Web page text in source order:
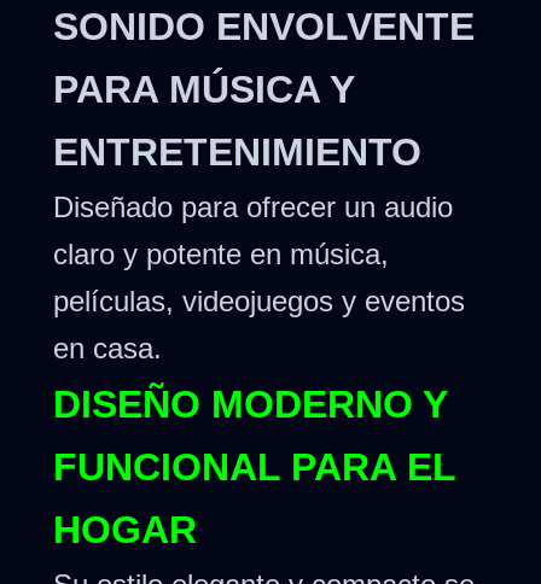
SONIDO ENVOLVENTE
PARA MÚSICA Y
ENTRETENIMIENTO
Diseñado para ofrecer un audio
claro y potente en música,
películas, videojuegos y eventos
en casa.
DISEÑO MODERNO Y
FUNCIONAL PARA EL
HOGAR